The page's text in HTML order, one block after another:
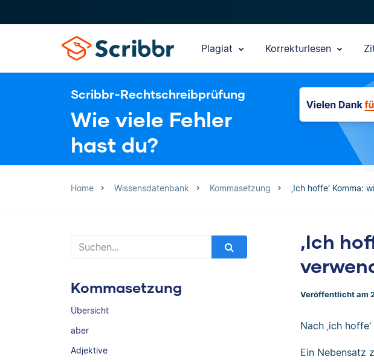
Plagiat Korrekturlesen
Scribbr-Rechtschreibprüfung
Wie viele Fehler
hast du?
Home Wissensdatenbank Kommasetzung ‚Ich hoffe‘ Komma:
Kommasetzung
Übersicht
aber
Adjektive
‚Ich
Veröffentlicht am
Nach ‚ich
Ein Nebensatz